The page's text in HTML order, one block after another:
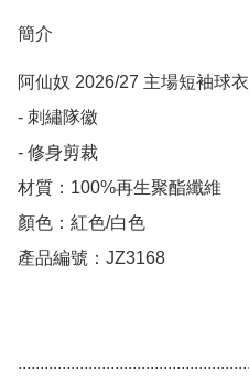
簡介
阿仙奴 2026/27 主場短袖球
- 刺繡隊徽
- 修身剪裁
材質：100%再生聚酯纖維
顏色：紅色/白色
產品編號：JZ3168